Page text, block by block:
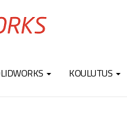
KOULUTUS